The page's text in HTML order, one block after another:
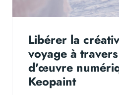
Libérer la
voyage à
d'œuvre
Keopaint